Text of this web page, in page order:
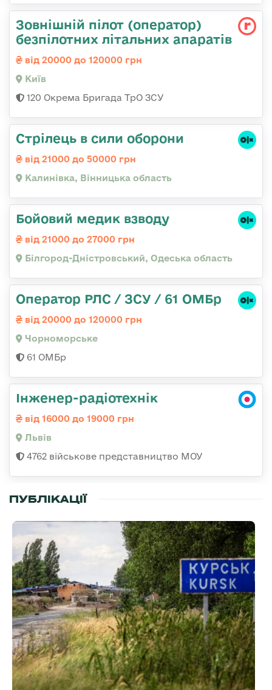
Зовнішній пілот (оператор)
безпілотних літальних апаратів
від 20000 до 120000 грн
Київ
120 Окрема Бригада ТрО ЗСУ
Стрілець в сили оборони
від 21000 до 50000 грн
Калинівка, Вінницька область
Бойовий медик взводу
від 21000 до 27000 грн
Білгород-Дністровський, Одеська область
Оператор РЛС / ЗСУ / 61 ОМБр
від 20000 до 120000 грн
Чорноморське
61 ОМБр
Інженер-радіотехнік
від 16000 до 19000 грн
Львів
4762 військове представництво МОУ
ПУБЛІКАЦІЇ